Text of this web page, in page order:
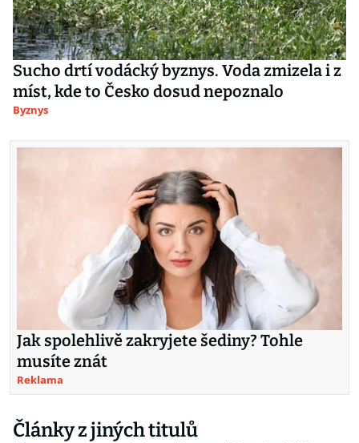
Sucho drtí vodácký byznys. Voda zmizela i z
míst, kde to Česko dosud nepoznalo
Byznys
Jak spolehlivě zakryjete šediny? Tohle
musíte znát
Reklama
Články z jiných titulů